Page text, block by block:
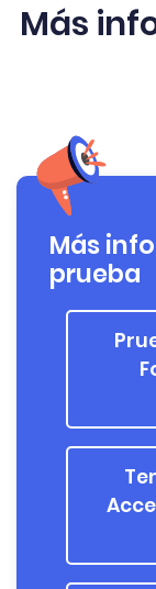
Más
Más
prueba